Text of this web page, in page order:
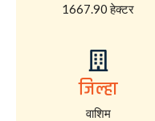
1667.90 हेक्टर
जिल्हा
वाशिम